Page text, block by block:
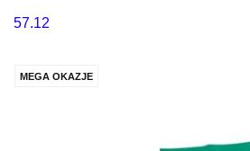
57.12
MEGA OKAZJE